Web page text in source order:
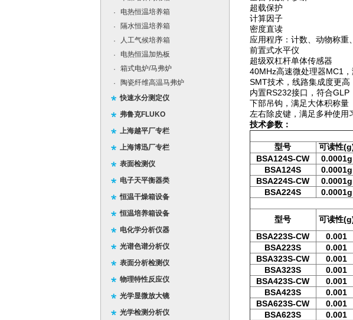
·
电热恒温培养箱
·
隔水恒温培养箱
·
人工气候培养箱
·
电热恒温加热板
·
箱式电炉/马弗炉
·
陶瓷纤维高温马弗炉
快速水分测定仪
弗鲁克FLUKO
上海越平厂专栏
上海博迅厂专栏
表面检测仪
电子天平衡器类
恒温干燥箱设备
恒温培养箱设备
电化学分析仪器
光谱色谱分析仪
表面分析检测仪
物理特性反应仪
光学显微放大镜
光学检测分析仪
超载保护
计算因子
密度直读
应用程序：计数、动物称重
前置式水平仪
超级双杠杆单体传感器
40MHz高速微处理器MC1
SMT技术，线路集成度更高
内置RS232接口，符合GLP
下部吊钩，满足大体积称量
左右除皮键，满足多种使用
技术参数：
型号
可读性
BSA124S-CW
0.0001g
BSA124S
0.0001g
BSA224S-CW
0.0001g
BSA224S
0.0001g
型号
可读性
BSA223S-CW
0.001
BSA223S
0.001
BSA323S-CW
0.001
BSA323S
0.001
BSA423S-CW
0.001
BSA423S
0.001
BSA623S-CW
0.001
BSA623S
0.001